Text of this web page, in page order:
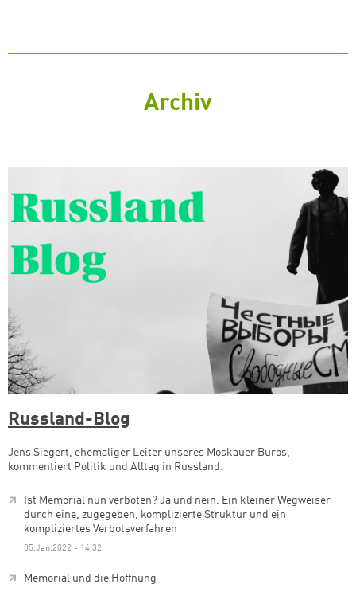
Archiv
Russland-Blog
Jens Siegert, ehemaliger Leiter unseres Moskauer Büros,
kommentiert Politik und Alltag in Russland.
Ist Memorial nun verboten? Ja und nein. Ein kleiner Wegweiser
durch eine, zugegeben, komplizierte Struktur und ein
kompliziertes Verbotsverfahren
05.Jan.2022 - 14:32
Memorial und die Hoffnung